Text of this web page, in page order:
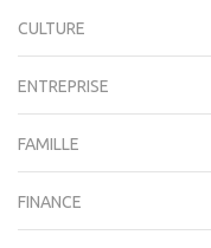
CULTURE
ENTREPRISE
FAMILLE
FINANCE